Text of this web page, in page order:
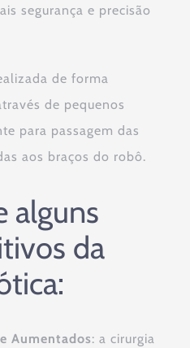
segurança e precisão
de forma
de pequenos
para passagem das
aos braços do robô.
alguns
da
Aumentados: a cirurgia